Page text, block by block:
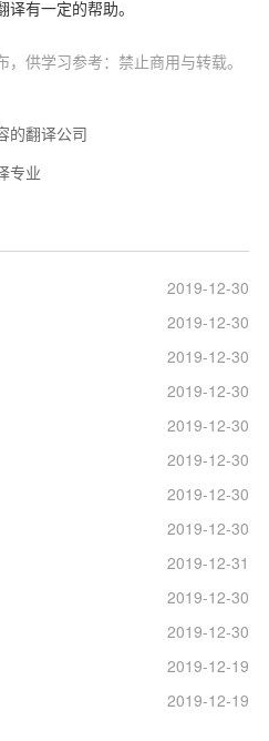
有一定的帮助。
供学习参考：禁止商用与转载。
的翻译公司
专业
2019-12-30
2019-12-30
2019-12-30
2019-12-30
2019-12-30
2019-12-30
2019-12-30
2019-12-30
2019-12-31
2019-12-30
2019-12-30
2019-12-19
2019-12-19